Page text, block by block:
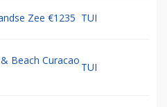
Zee €1235 TUI
Beach Curacao
TUI